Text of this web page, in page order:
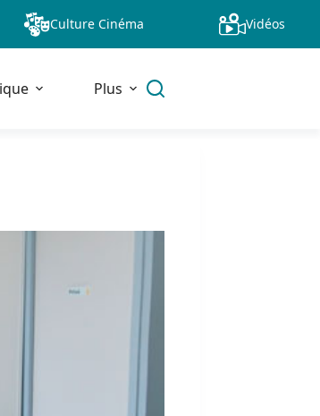
Culture Cinéma Vidéos
Plus